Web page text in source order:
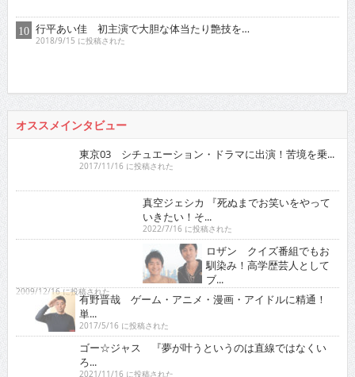
東京03 シチュエーション・ドラマに出演！苦境を乗...
2017/11/16 に投稿された
いきたい！そ...
2022/7/16 に投稿された
ロザン クイズ番組でもお
馴染み！高学歴芸人として
ブ...
有野晋哉 ゲーム・アニメ・漫画・アイドルに精通！
2017/5/16 に投稿された
ゴー☆ジャス 『夢が叶うというのは直線ではなくい
ろ...
2021/11/16 に投稿された